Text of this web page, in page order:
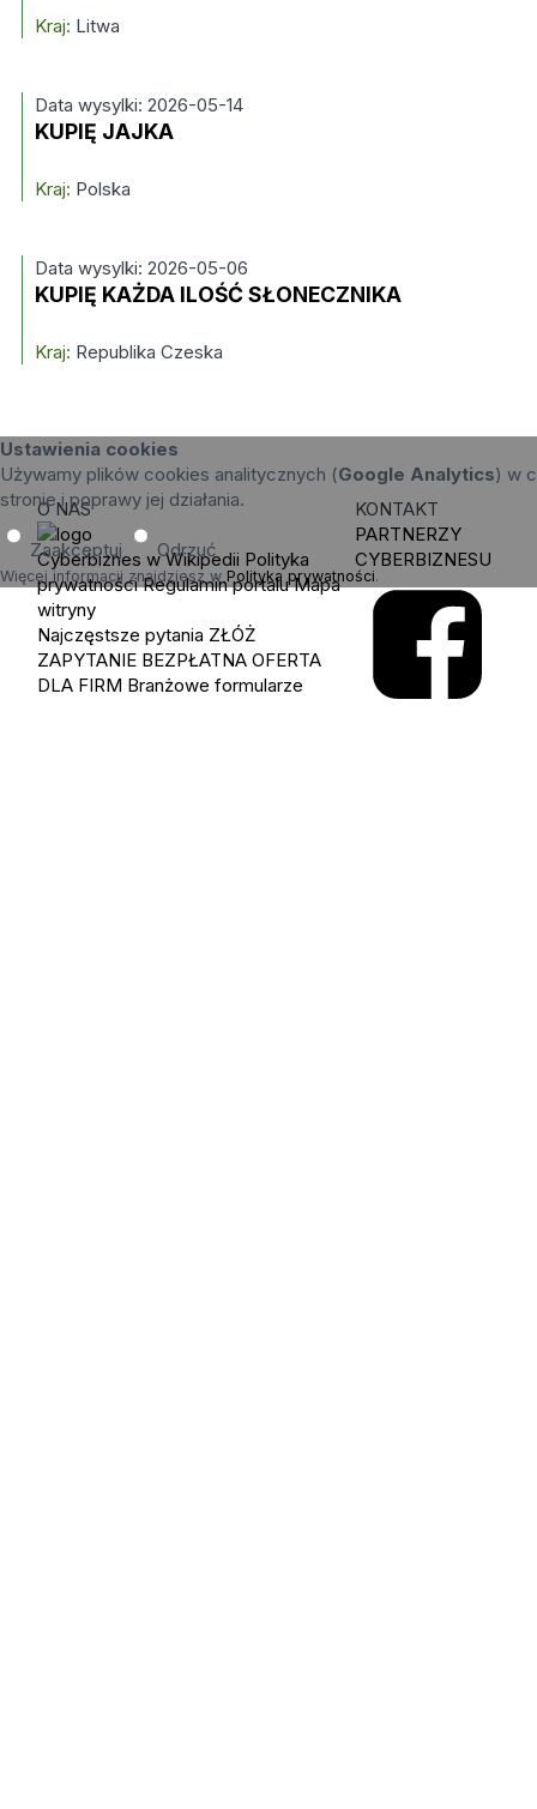
Kraj: Litwa
Data wysylki: 2026-05-14
KUPIĘ JAJKA
Kraj: Polska
Data wysylki: 2026-05-06
KUPIĘ KAŻDA ILOŚĆ SŁONECZNIKA
Kraj: Republika Czeska
Ustawienia cookies
Używamy plików cookies analitycznych (Google Analytics) w
stronie i poprawy jej działania.
Zaakceptuj Odrzuć
Więcej informacji znajdziesz w Polityka prywatności.
O NAS
Cyberbiznes w Wikipedii Polityka
prywatności Regulamin portalu Mapa
witryny
Najczęstsze pytania ZŁÓŻ
ZAPYTANIE BEZPŁATNA OFERTA
DLA FIRM Branżowe formularze
KONTAKT
PARTNERZY
CYBERBIZNESU